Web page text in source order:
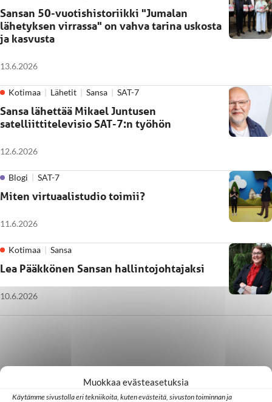
Muokkaa evästeasetuksia
Käytämme sivustolla eri tekniikoita, kuten evästeitä, sivuston toiminnan ja
Sansan 50-vuotishistoriikki "Jumalan
lähetyksen virrassa" on vahva tarina uskosta
ja kasvusta
13.6.2026
Kotimaa Lähetit Sansa SAT-7
Sansa lähettää Mikael Juntusen
satelliittitelevisio SAT-7:n työhön
12.6.2026
Blogi SAT-7
Miten virtuaalistudio toimii?
11.6.2026
Kotimaa Sansa
Lea Pääkkönen Sansan hallintojohtajaksi
10.6.2026